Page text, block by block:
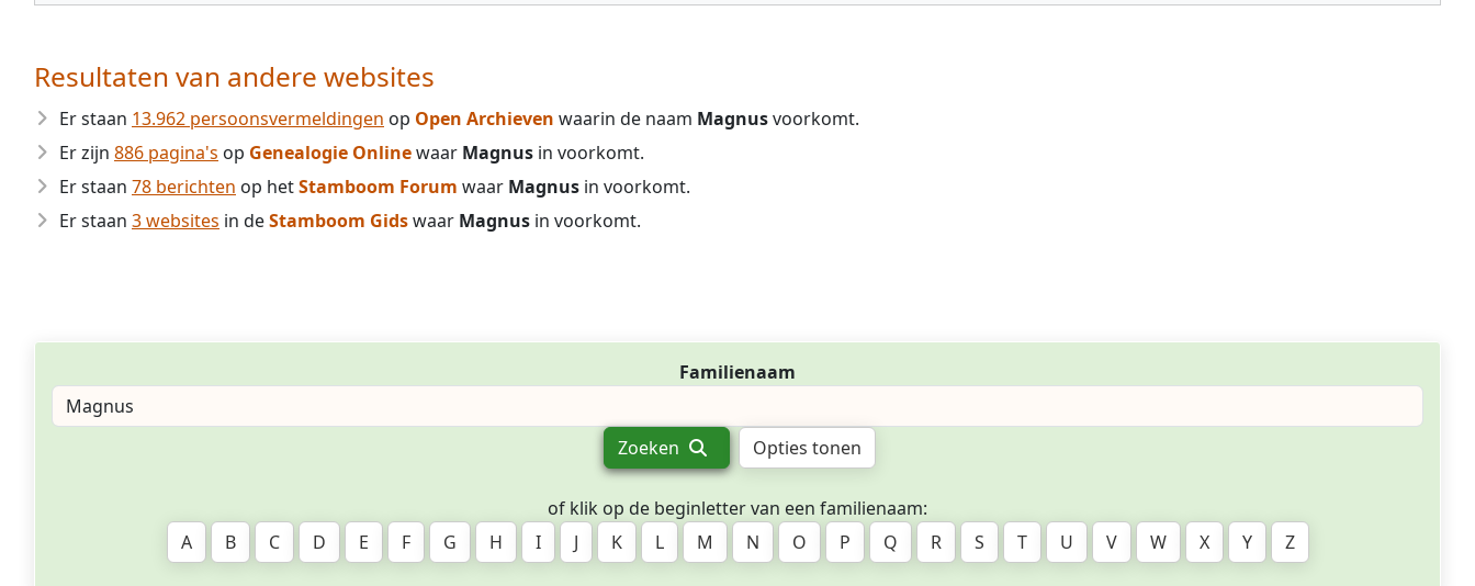
Resultaten van andere websites
Er staan 13.962 persoonsvermeldingen op Open Archieven waarin de naam Magnusvoorkomt.
Er zijn 886 pagina's op Genealogie Onlinewaar Magnus in voorkomt.
Er staan 78 berichten op hetStamboom Forum waar Magnus in voorkomt.
Er staan 3 websites in deStamboom Gidswaar Magnus in voorkomt.
Familienaam
Zoeken Opties tonen
of klik op de beginletter van een familienaam:
A
B C D E F G H I J K L M N O P Q R S T U V W X Y Z